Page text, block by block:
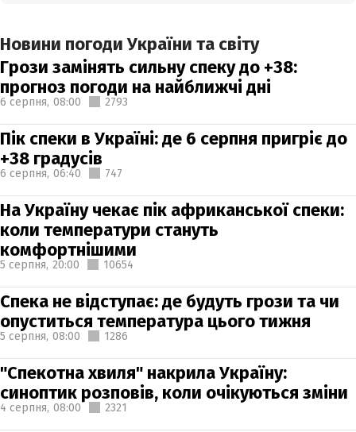
Новини погоди України та світу
Грози замінять сильну спеку до +38:
прогноз погоди на найближчі дні
6 серпня, 08:00 2793
Пік спеки в Україні: де 6 серпня пригріє до
+38 градусів
6 серпня, 06:40 747
На Україну чекає пік африканської спеки:
коли температури стануть
комфортнішими
5 серпня, 20:00 10654
Спека не відступає: де будуть грози та чи
опуститься температура цього тижня
5 серпня, 08:00 1286
"Спекотна хвиля" накрила Україну:
синоптик розповів, коли очікуються зміни
4 серпня, 08:00 2321